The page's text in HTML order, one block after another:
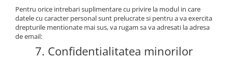
Pentru orice intrebari suplimentare cu privire la modul in care
datele cu caracter personal sunt prelucrate si pentru a va exercita
drepturile mentionate mai sus, va rugam sa va adresati la adresa
de email:
7. Confidentialitatea minorilor